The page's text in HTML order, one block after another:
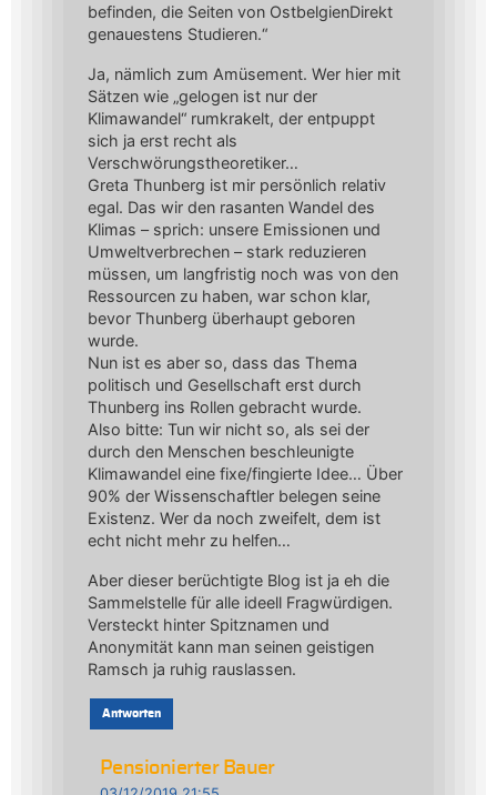
befinden, die Seiten von OstbelgienDirekt
genauestens Studieren.“
Ja, nämlich zum Amüsement. Wer hier mit
Sätzen wie „gelogen ist nur der
Klimawandel“ rumkrakelt, der entpuppt
sich ja erst recht als
Verschwörungstheoretiker…
Greta Thunberg ist mir persönlich relativ
egal. Das wir den rasanten Wandel des
Klimas – sprich: unsere Emissionen und
Umweltverbrechen – stark reduzieren
müssen, um langfristig noch was von den
Ressourcen zu haben, war schon klar,
bevor Thunberg überhaupt geboren
wurde.
Nun ist es aber so, dass das Thema
politisch und Gesellschaft erst durch
Thunberg ins Rollen gebracht wurde.
Also bitte: Tun wir nicht so, als sei der
durch den Menschen beschleunigte
Klimawandel eine fixe/fingierte Idee… Über
90% der Wissenschaftler belegen seine
Existenz. Wer da noch zweifelt, dem ist
echt nicht mehr zu helfen…
Aber dieser berüchtigte Blog ist ja eh die
Sammelstelle für alle ideell Fragwürdigen.
Versteckt hinter Spitznamen und
Anonymität kann man seinen geistigen
Ramsch ja ruhig rauslassen.
Antworten
Pensionierter Bauer